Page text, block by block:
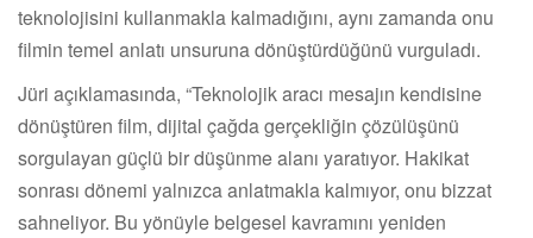
teknolojisini kullanmakla kalmadığını, aynı zamanda onu
filmin temel anlatı unsuruna dönüştürdüğünü vurguladı.
Jüri açıklamasında, “Teknolojik aracı mesajın kendisine
dönüştüren film, dijital çağda gerçekliğin çözülüşünü
sorgulayan güçlü bir düşünme alanı yaratıyor. Hakikat
sonrası dönemi yalnızca anlatmakla kalmıyor, onu bizzat
sahneliyor. Bu yönüyle belgesel kavramını yeniden